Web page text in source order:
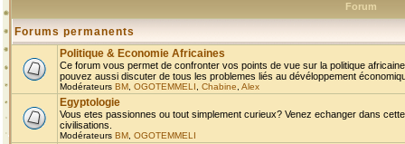
Forum
Forums permanents
Politique & Economie Africaines
Ce forum vous permet de confronter vos points de vue sur la politique
pouvez aussi discuter de tous les problemes liés au dévéloppement
Modérateurs BM OGOTEMMELI Chabine Alex
Egyptologie
Vous etes passionnes ou tout simplement curieux? Venez echanger dans
civilisations.
Modérateurs BM OGOTEMMELI